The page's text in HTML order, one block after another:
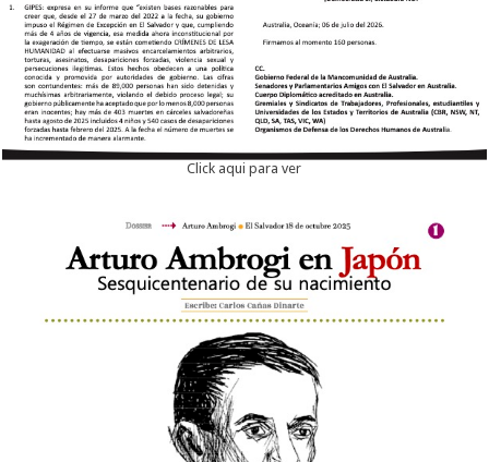
Click aqui para ver